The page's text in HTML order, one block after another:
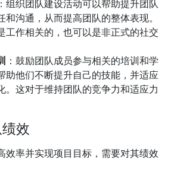
：组织团队建设活动可以帮助提升团队
和沟通，从而提高团队的整体表现。
工作相关的，也可以是非正式的社交
：鼓励团队成员参与相关的培训和学
助他们不断提升自己的技能，并适应
。这对于维持团队的竞争力和适应力
效
效率并实现项目目标，需要对其绩效